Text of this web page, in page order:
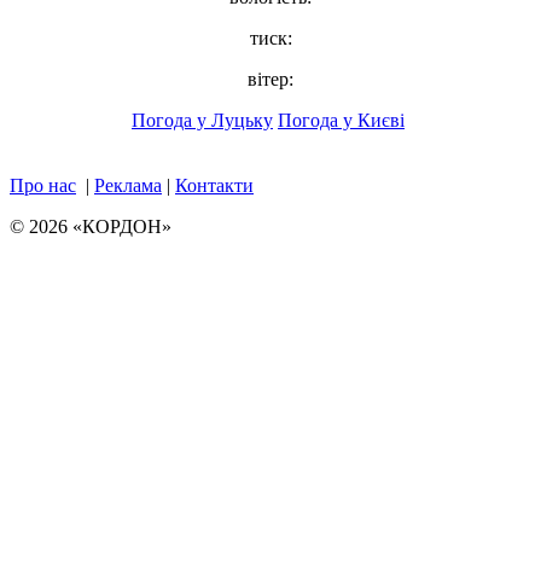
тиск:
вітер:
Погода у Луцьку Погода у Києві
Про нас | Реклама | Контакти
© 2026 «КОРДОН»